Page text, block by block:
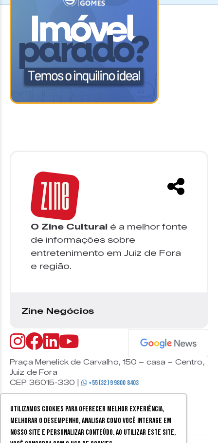
Utilizamos cookies para oferecer melhor experiência,
melhorar o desempenho, analisar como você interage em
nosso site e personalizar conteúdo. Ao utilizar este site,
O Zine Cultural é a melhor fonte
de informações sobre
entretenimento em Juiz de Fora
e região.
Zine Negócios
Praça Menelick de Carvalho, 150 – casa – Centro,
Juiz de Fora
CEP 36015-330 |
+55 (32) 9 9800 8403